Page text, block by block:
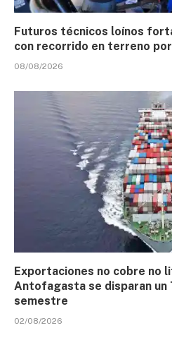
Futuros técnicos loínos
con recorrido en terreno
08/08/2026
Exportaciones no cobre no
Antofagasta se disparan un
semestre
02/08/2026